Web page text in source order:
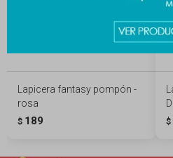
Lapicera fantasy pompón -
rosa
$ 189 $